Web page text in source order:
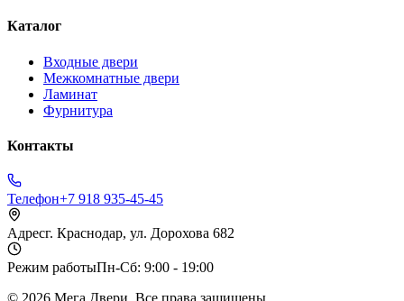
Каталог
Входные двери
Межкомнатные двери
Ламинат
Фурнитура
Контакты
Телефон+7 918 935-45-45
Адресг. Краснодар, ул. Дорохова 682
Режим работыПн-Сб: 9:00 - 19:00